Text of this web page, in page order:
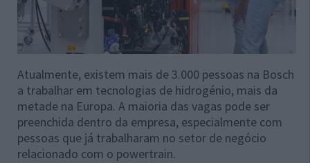
Atualmente, existem mais de 3.000 pessoas na Bosch
a trabalhar em tecnologias de hidrogénio, mais da
metade na Europa. A maioria das vagas pode ser
preenchida dentro da empresa, especialmente com
pessoas que já trabalharam no setor de negócio
relacionado com o powertrain.